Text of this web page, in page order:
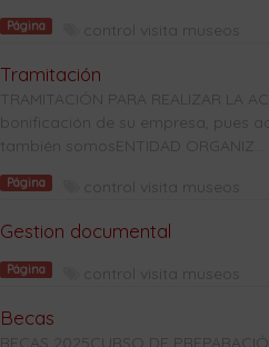
Página control visita museos
Tramitación
TRAMITACIÓN PARA REALIZAR
bonificación de su empresa, pues
también somosENTIDAD ORGANIZ...
Página control visita museos
Gestion documental
Página control visita museos
Becas
BECAS 2025CURSO DE